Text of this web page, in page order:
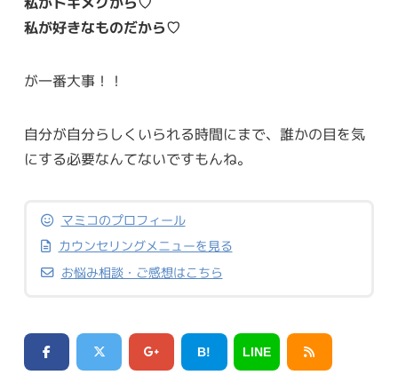
私が好きなものだから♡
が一番大事！！
自分が自分らしくいられる時間にまで、誰かの目を気
にする必要なんてないですもんね。
マミコのプロフィール
カウンセリングメニューを見る
お悩み相談・ご感想はこちら
B! LINE